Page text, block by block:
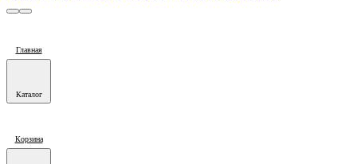
Главная
Каталог
Корзина